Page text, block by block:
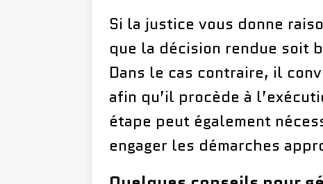
Si la justice vous donne
que la décision rendue soit
Dans le cas contraire, il
afin qu’il procède à
étape peut également
engager les démarches